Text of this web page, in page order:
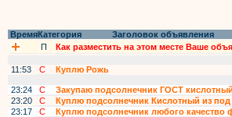
ВремяКатегория Заголовок объявления
П
Как разместить на этом месте Ваше
11:53
С
Куплю Рожь
23:24
С
Закупаю подсолнечник ГОСТ
23:20
С
Куплю подсолнечник Кислотный из
23:17
С
Куплю подсолнечник любого качество